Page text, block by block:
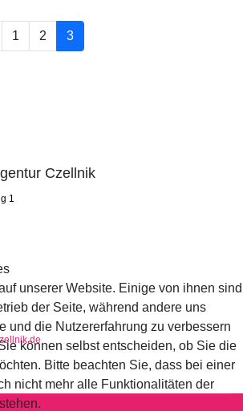
1 2 3
Czellnik
1
unserer Website. Einige von ihnen sind
der Seite, während andere uns
und die Nutzererfahrung zu verbessern
können selbst entscheiden, ob Sie die
Bitte beachten Sie, dass bei einer
nicht mehr alle Funktionalitäten der